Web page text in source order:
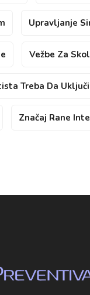
Upravljanje
Vežbe Za
Treba Da Uključi
Značaj Rane